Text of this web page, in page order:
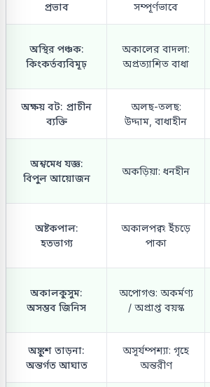
প্রভাব
সম্পূর্ণভাবে
অস্থির পঞ্চক:
কিংকর্তব্যবিমূঢ়
অকালের বাদলা:
অপ্রত্যাশিত বাধা
অক্ষয় বট: প্রাচীন
ব্যক্তি
অলছ-তলছ:
উদ্দাম, বাধাহীন
অশ্বমেধ যজ্ঞ:
বিপুল আয়োজন
অকড়িয়া: ধনহীন
অষ্টকপাল:
হতভাগ্য
অকালপক্ব: ইঁচড়ে
পাকা
অকালকুসুম:
অসম্ভব জিনিস
অপোগণ্ড: অকর্মণ্য
/ অপ্রাপ্ত বয়স্ক
অঙ্কুশ তাড়না:
অন্তর্গত আঘাত
অসূর্যম্পশ্যা: গৃহে
অন্তরীণ